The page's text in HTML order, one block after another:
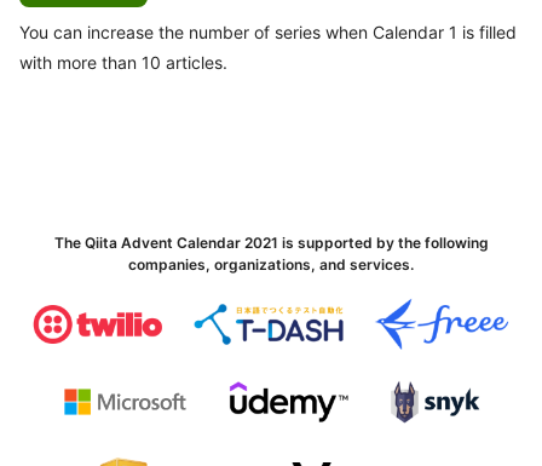
You can increase the number of series when Calendar 1 is filled
with more than 10 articles.
The Qiita Advent Calendar 2021 is supported by the following
companies, organizations, and services.